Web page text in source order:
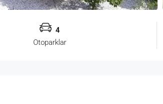
4
Otoparklar